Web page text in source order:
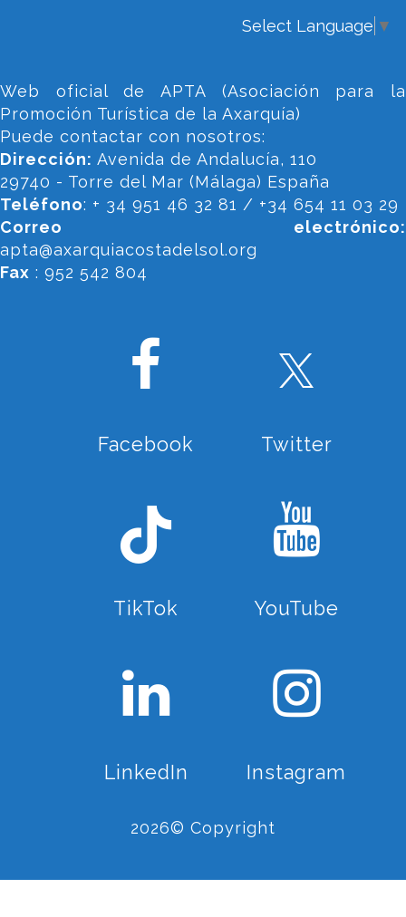
Select Language ▼
Web oficial de APTA (Asociación para la
Promoción Turística de la Axarquía)
Puede contactar con nosotros:
Dirección: Avenida de Andalucía, 110
29740 - Torre del Mar (Málaga) España
Teléfono: + 34 951 46 32 81 / +34 654 11 03 29
Correo electrónico:
apta@axarquiacostadelsol.org
Fax : 952 542 804
Facebook Twitter
TikTok YouTube
LinkedIn Instagram
2026© Copyright